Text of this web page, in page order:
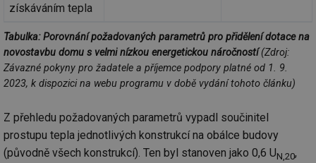
získáváním tepla
Tabulka: Porovnání požadovaných parametrů pro přidělení dotace na
novostavbu domu s velmi nízkou energetickou náročností(Zdroj:
Závazné pokyny pro žadatele a příjemce podpory platné od 1. 9.
2023, k dispozici na webu programu v době vydání tohoto článku)
Z přehledu požadovaných parametrů vypadl součinitel
prostupu tepla jednotlivých konstrukcí na obálce budovy
(původně všech konstrukcí). Ten byl stanoven jako 0,6 UN,20,